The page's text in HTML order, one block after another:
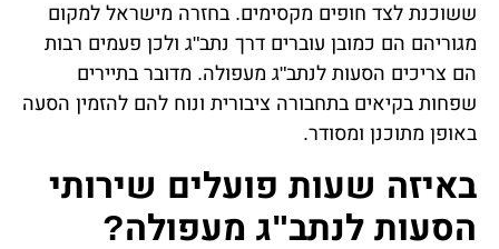
ששוכנת לצד חופים מקסימים. בחזרה מישראל למקום
מגוריהם הם כמובן עוברים דרך נתב"ג ולכן פעמים רבות
הם צריכים הסעות לנתב"ג מעפולה. מדובר בתיירים
שפחות בקיאים בתחבורה ציבורית ונוח להם להזמין הסעה
באופן מתוכנן ומסודר.
באיזה שעות פועלים שירותי
הסעות לנתב"ג מעפולה?